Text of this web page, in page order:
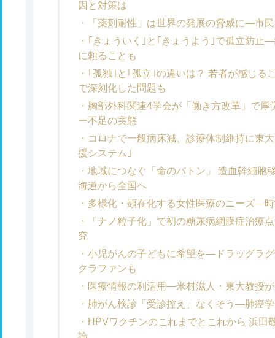
因と対策は
「薬剤耐性」は世界の発展の脅威に―市
｢きょういく｣と｢きょうよう｣で孤立防止
に頼ることも
｢孤独｣と｢孤立｣の違いは？ 若者が感じ
で深刻化した問題も
胸部外科関連4学会が「働き方改革」で
ー不足の実態
コロナで一般病床減、診療体制維持に東
援システム｣
地域につなぐ「命のバトン」 造血幹細胞
海道から全国へ
多様化・顕在化する女性医療のニーズ―
「ナノ粒子化」で初の糖尿病網膜症治療
究
小児がんの子どもに希望を―ドラッグラ
クラファンも
医療情報の利活用―米村滋人・東大教授
肺がん検診「受診控え」なくそう―肺癌
HPVワクチンのこれまでとこれから 浜田